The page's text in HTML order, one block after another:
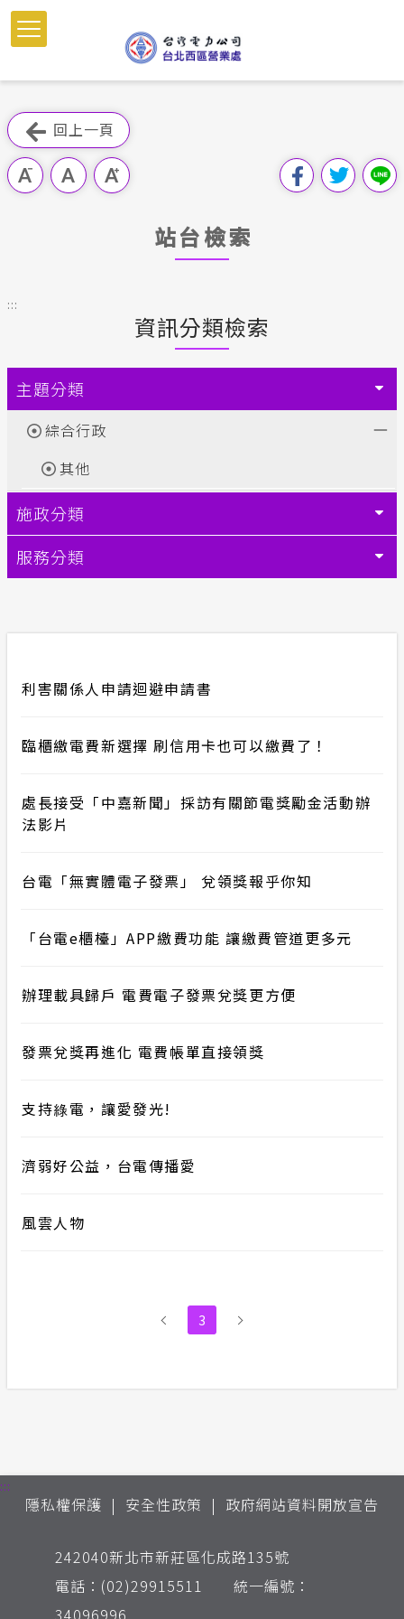
跳
容
區
塊
跳過此工具列
回上一頁
站台檢索
:::
資訊分類檢索
主題分類
綜合行政
其他
施政分類
服務分類
利害關係人申請迴避申請書
臨櫃繳電費新選擇 刷信用卡也可以繳費了！
處長接受「中嘉新聞」採訪有關節電獎勵金活動辦
法影片
台電「無實體電子發票」 兌領獎報乎你知
「台電e櫃檯」APP繳費功能 讓繳費管道更多元
辦理載具歸戶 電費電子發票兌獎更方便
發票兌獎再進化 電費帳單直接領獎
支持綠電，讓愛發光!
濟弱好公益，台電傳播愛
風雲人物
3
:::
隱私權保護 安全性政策 政府網站資料開放宣告
242040新北市新莊區化成路135號
電話：(02)29915511 統一編號：
34096996